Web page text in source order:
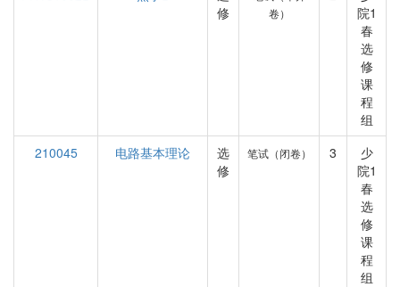
修
卷）
院1
春
选
修
课
程
组
210045
电路基本理论
选
修
笔试（闭卷） 3
少
院1
春
选
修
课
程
组